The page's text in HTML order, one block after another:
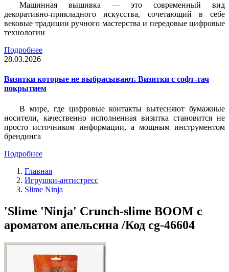
Машинная вышивка — это современный вид
декоративно-прикладного искусства, сочетающий в себе
вековые традиции ручного мастерства и передовые цифровые
технологии
Подробнее
28.03.2026
Визитки которые не выбрасывают. Визитки с софт-тач
покрытием
В мире, где цифровые контакты вытесняют бумажные
носители, качественно исполненная визитка становится не
просто источником информации, а мощным инструментом
брендинга
Подробнее
Главная
Игрушки-антистресс
Slime Ninja
'Slime 'Ninja' Crunch-slime BOOM с
ароматом апельсина /Код cg-46604